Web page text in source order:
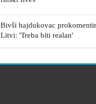
Bivši hajdukovac
Litvi: 'Treba biti realan'
Rijeka dovela mladog